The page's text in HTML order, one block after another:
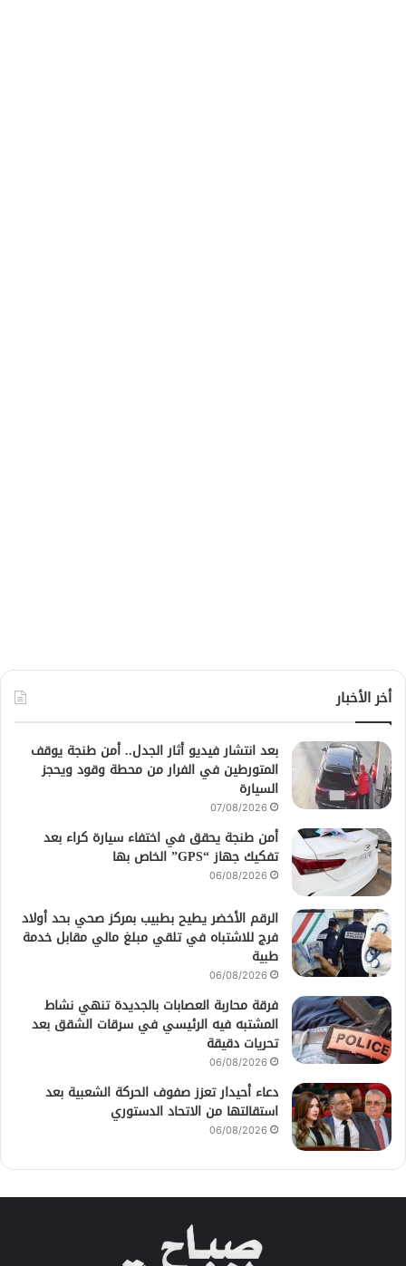
أخر الأخبار
بعد انتشار فيديو أثار الجدل.. أمن طنجة يوقف
المتورطين في الفرار من محطة وقود ويحجز
السيارة
07/08/2026
أمن طنجة يحقق في اختفاء سيارة كراء بعد
تفكيك جهاز “GPS” الخاص بها
06/08/2026
الرقم الأخضر يطيح بطبيب بمركز صحي بحد أولاد
فرج للاشتباه في تلقي مبلغ مالي مقابل خدمة
طبية
06/08/2026
فرقة محاربة العصابات بالجديدة تنهي نشاط
المشتبه فيه الرئيسي في سرقات الشقق بعد
تحريات دقيقة
06/08/2026
دعاء أحيدار تعزز صفوف الحركة الشعبية بعد
استقالتها من الاتحاد الدستوري
06/08/2026